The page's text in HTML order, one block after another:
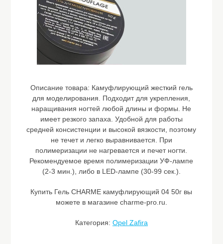
Описание товара: Камуфлирующий жесткий гель
для моделирования. Подходит для укрепления,
наращивания ногтей любой длины и формы. Не
имеет резкого запаха. Удобной для работы
средней консистенции и высокой вязкости, поэтому
не течет и легко выравнивается. При
полимеризации не нагревается и печет ногти.
Рекомендуемое время полимеризации УФ-лампе
(2-3 мин.), либо в LED-лампе (30-99 сек.).
Купить Гель CHARME камуфлирующий 04 50г вы
можете в магазине charme-pro.ru.
Категория: Opel Zafira